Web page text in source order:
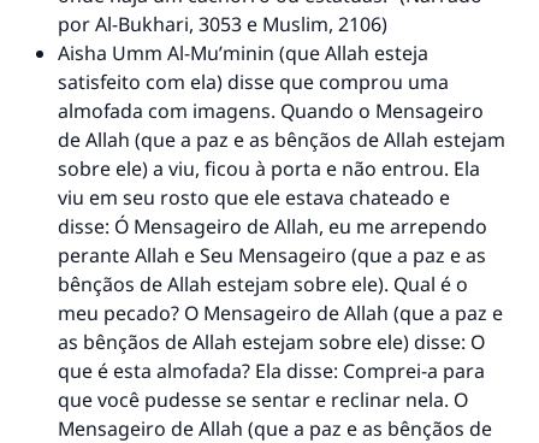
por Al-Bukhari, 3053 e Muslim, 2106)
Aisha Umm Al-Mu’minin (que Allah esteja
satisfeito com ela) disse que comprou uma
almofada com imagens. Quando o Mensageiro
de Allah (que a paz e as bênçãos de Allah estejam
sobre ele) a viu, ficou à porta e não entrou. Ela
viu em seu rosto que ele estava chateado e
disse: Ó Mensageiro de Allah, eu me arrependo
perante Allah e Seu Mensageiro (que a paz e as
bênçãos de Allah estejam sobre ele). Qual é o
meu pecado? O Mensageiro de Allah (que a paz e
as bênçãos de Allah estejam sobre ele) disse: O
que é esta almofada? Ela disse: Comprei-a para
que você pudesse se sentar e reclinar nela. O
Mensageiro de Allah (que a paz e as bênçãos de